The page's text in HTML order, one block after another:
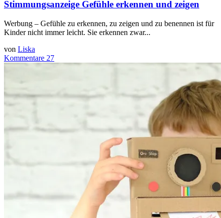
Stimmungsanzeige Gefühle erkennen und zeigen
Werbung – Gefühle zu erkennen, zu zeigen und zu benennen ist für
Kinder nicht immer leicht. Sie erkennen zwar...
von Liska
Kommentare 27